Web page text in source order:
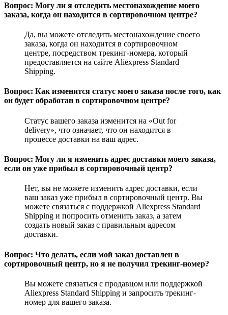
Вопрос: Могу ли я отследить местонахождение моего
заказа, когда он находится в сортировочном центре?
Да, вы можете отследить местонахождение своего
заказа, когда он находится в сортировочном
центре, посредством трекинг-номера, который
предоставляется на сайте Aliexpress Standard
Shipping.
Вопрос: Как изменится статус моего заказа после того, как
он будет обработан в сортировочном центре?
Статус вашего заказа изменится на «Out for
delivery», что означает, что он находится в
процессе доставки на ваш адрес.
Вопрос: Могу ли я изменить адрес доставки моего заказа,
если он уже прибыл в сортировочный центр?
Нет, вы не можете изменить адрес доставки, если
ваш заказ уже прибыл в сортировочный центр. Вы
можете связаться с поддержкой Aliexpress Standard
Shipping и попросить отменить заказ, а затем
создать новый заказ с правильным адресом
доставки.
Вопрос: Что делать, если мой заказ доставлен в
сортировочный центр, но я не получил трекинг-номер?
Вы можете связаться с продавцом или поддержкой
Aliexpress Standard Shipping и запросить трекинг-
номер для вашего заказа.